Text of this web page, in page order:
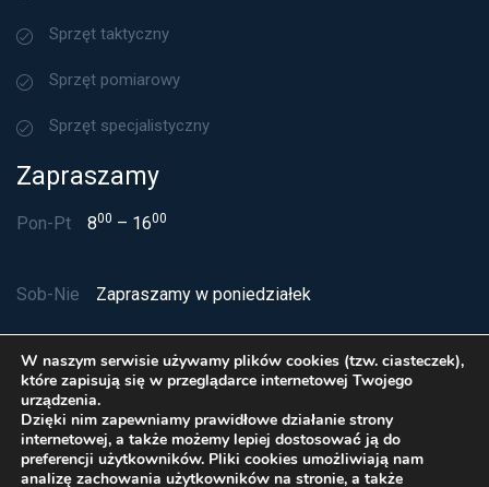
Sprzęt taktyczny
Sprzęt pomiarowy
Sprzęt specjalistyczny
Zapraszamy
Pon-Pt 800 – 1600
Sob-Nie Zapraszamy w poniedziałek
W naszym serwisie używamy plików cookies (tzw. ciasteczek),
które zapisują się w przeglądarce internetowej Twojego
urządzenia.
Dzięki nim zapewniamy prawidłowe działanie strony
internetowej, a także możemy lepiej dostosować ją do
preferencji użytkowników. Pliki cookies umożliwiają nam
analizę zachowania użytkowników na stronie, a także